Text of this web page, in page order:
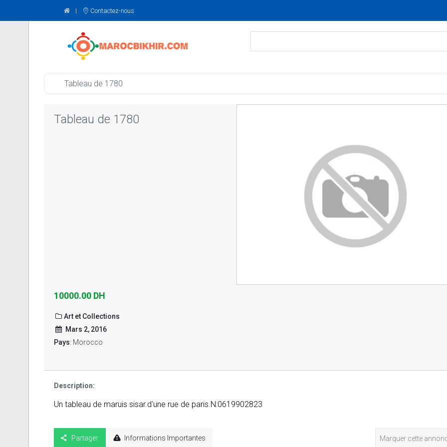
Contactez-nous
Tableau de 1780
Tableau de 1780
10000.00 DH
Art et Collections
Mars 2, 2016
Pays: Morocco
Description:
Un tableau de maruis sisar.d'une rue de paris.N:0619902823
Partager Informations Importantes